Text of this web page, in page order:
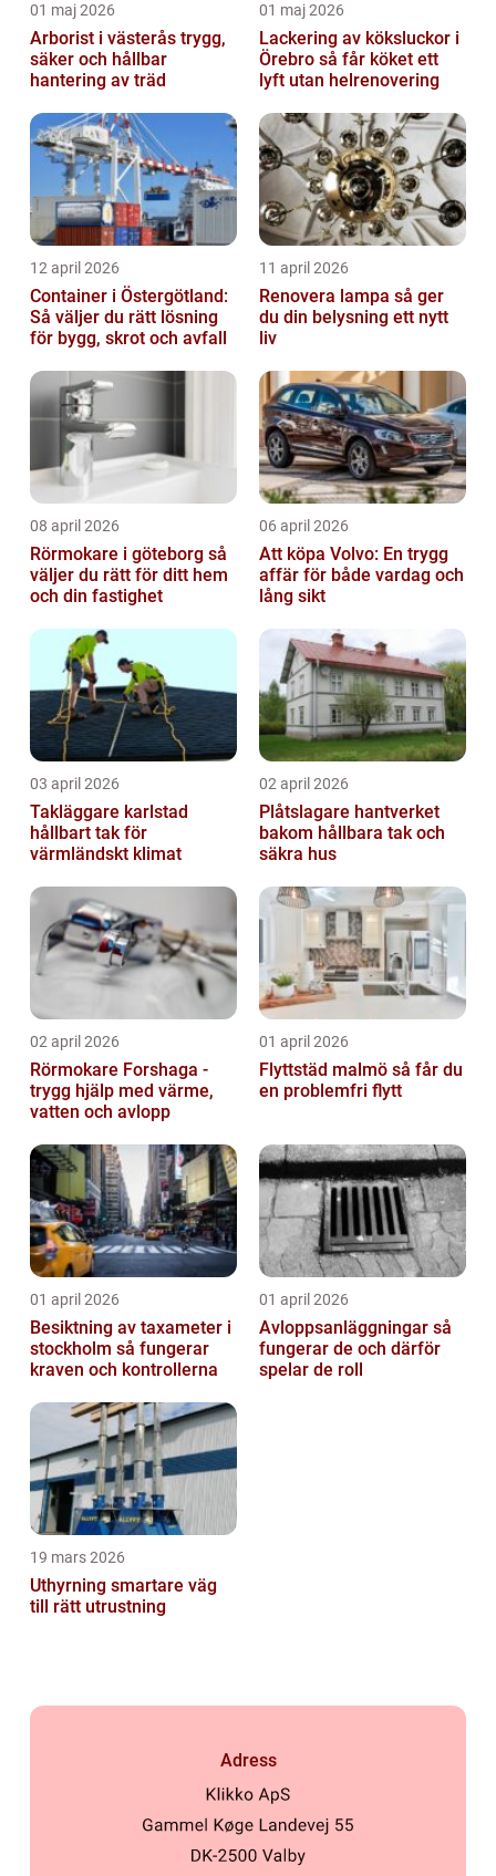
01 maj 2026
Arborist i västerås trygg,
säker och hållbar
hantering av träd
01 maj 2026
Lackering av köksluckor i
Örebro så får köket ett
lyft utan helrenovering
12 april 2026
Container i Östergötland:
Så väljer du rätt lösning
för bygg, skrot och avfall
11 april 2026
Renovera lampa så ger
du din belysning ett nytt
liv
08 april 2026
Rörmokare i göteborg så
väljer du rätt för ditt hem
och din fastighet
06 april 2026
Att köpa Volvo: En trygg
affär för både vardag och
lång sikt
03 april 2026
Takläggare karlstad
hållbart tak för
värmländskt klimat
02 april 2026
Plåtslagare hantverket
bakom hållbara tak och
säkra hus
02 april 2026
Rörmokare Forshaga -
trygg hjälp med värme,
vatten och avlopp
01 april 2026
Flyttstäd malmö så får du
en problemfri flytt
01 april 2026
Besiktning av taxameter i
stockholm så fungerar
kraven och kontrollerna
01 april 2026
Avloppsanläggningar så
fungerar de och därför
spelar de roll
19 mars 2026
Uthyrning smartare väg
till rätt utrustning
Adress